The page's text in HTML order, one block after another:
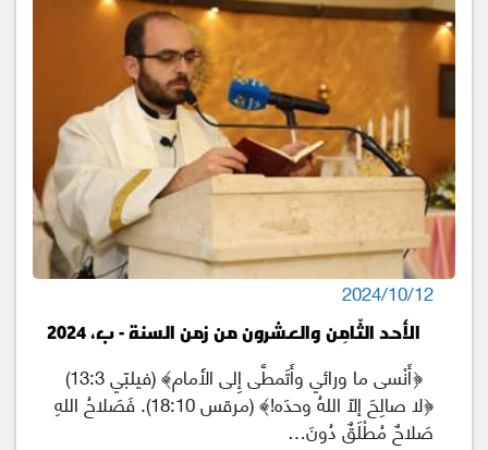
2024/10/12
الأحد الثّامِن والعشرون من زمن السنة - ب، 2024
﴿أَنْسى ما ورائي وأَتَمطَّى إِلى الأَمام﴾ (فيلبّي 13:3)
﴿لا صالِحَ إلّا اللهُ وحدَه!﴾ (مرقس 18:10). فَصَلاحُ اللهِ
صَلاحٌ مُطْلَقٌ دُونَ…